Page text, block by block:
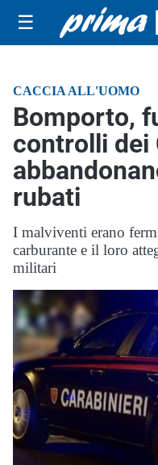
☰
CACCIA ALL'UOMO
Bomporto,
controlli dei
rubati
I malviventi erano
carburante e il loro
militari